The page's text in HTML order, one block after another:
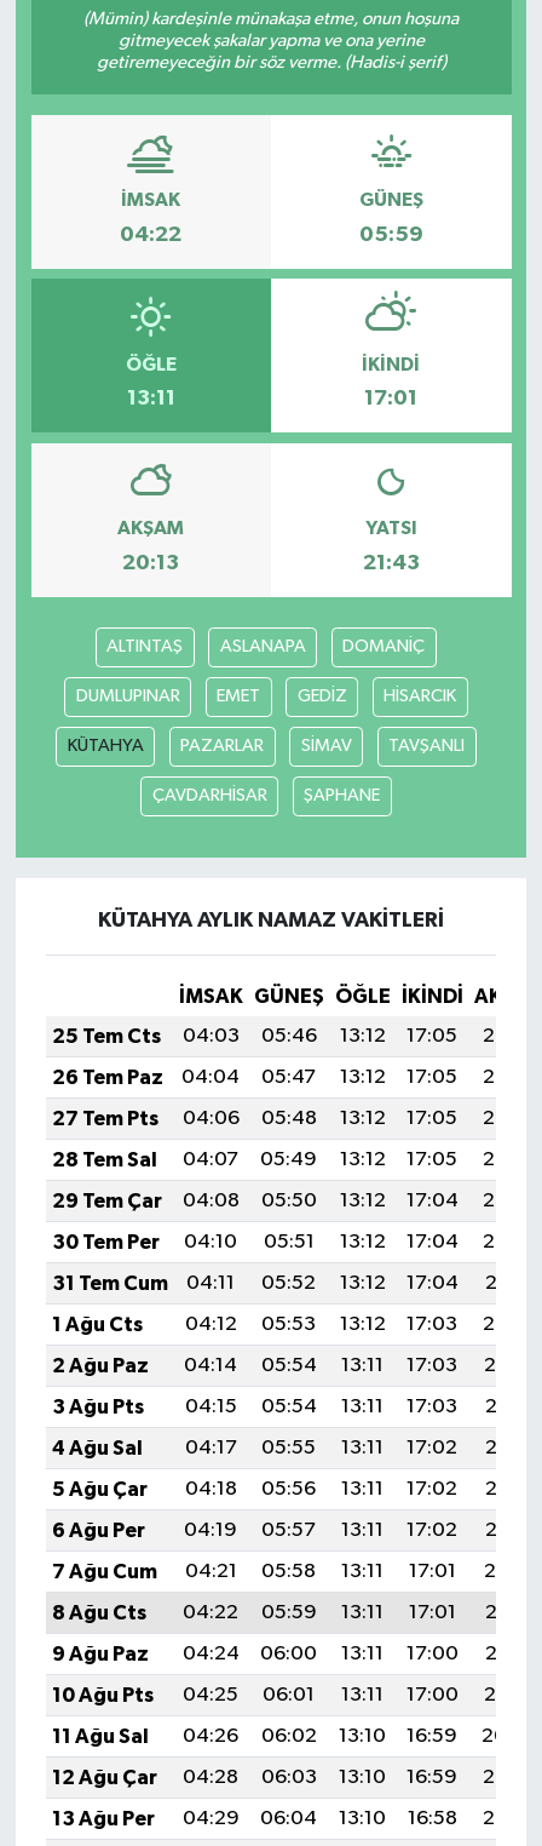
(Mümin) kardeşinle münakaşa etme, onun hoşuna
gitmeyecek şakalar yapma ve ona yerine
getiremeyeceğin bir söz verme. (Hadis-i şerif)
İMSAK
04:22
GÜNEŞ
05:59
ÖĞLE
13:11
İKINDI
17:01
AKŞAM
20:13
YATSI
21:43
ALTINTAŞ ASLANAPA DOMANİÇ
DUMLUPINAR EMET GEDİZ HİSARCIK
KÜTAHYA PAZARLAR SİMAV TAVŞANLI
ÇAVDARHİSAR ŞAPHANE
KÜTAHYA AYLIK NAMAZ VAKITLERI
İMSAK GÜNEŞ ÖĞLE İKINDI
25 Tem Cts
04:03 05:46 13:12 17:05
20:27
26 Tem Paz
04:04 05:47 13:12 17:05
20:26
27 Tem Pts
04:06 05:48 13:12 17:05
20:25
28 Tem Sal
04:07 05:49 13:12 17:05
20:24
29 Tem Çar
04:08 05:50 13:12 17:04
20:23
30 Tem Per
04:10 05:51 13:12 17:04
20:22
31 Tem Cum
04:11 05:52 13:12 17:04
20:21
1 Ağu Cts
04:12 05:53 13:12 17:03
20:20
2 Ağu Paz
04:14 05:54 13:11 17:03
20:19
3 Ağu Pts
04:15 05:54 13:11 17:03
20:18
4 Ağu Sal
04:17 05:55 13:11 17:02
20:17
5 Ağu Çar
04:18 05:56 13:11 17:02
20:16
6 Ağu Per
04:19 05:57 13:11 17:02
20:15
7 Ağu Cum
04:21 05:58 13:11 17:01
20:14
8 Ağu Cts
04:22 05:59 13:11 17:01
20:13
9 Ağu Paz
04:24 06:00 13:11 17:00
20:12
10 Ağu Pts
04:25 06:01 13:11 17:00
20:10
11 Ağu Sal
04:26 06:02 13:10 16:59
20:09
12 Ağu Çar
04:28 06:03 13:10 16:59
20:08
13 Ağu Per
04:29 06:04 13:10 16:58
20:07
Resmi İlanlar